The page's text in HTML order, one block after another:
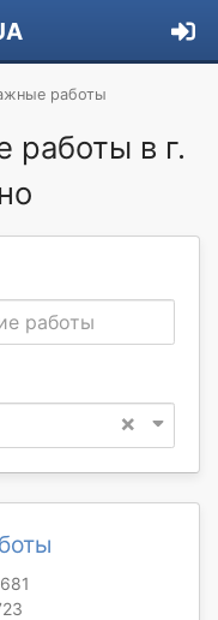
работы
работы в г.
работы
×